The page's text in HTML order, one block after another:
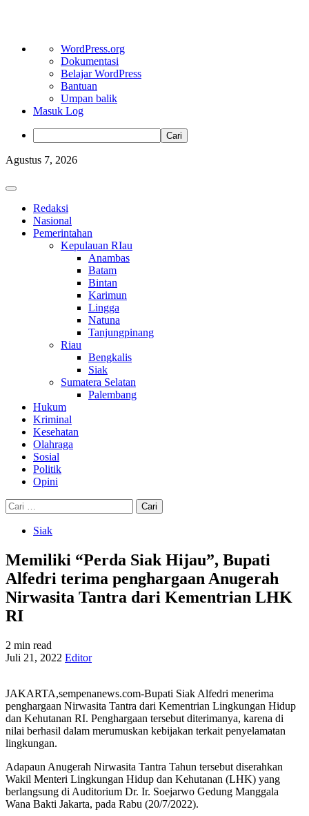
Tentang
WordPress
WordPress.org
Dokumentasi
Belajar WordPress
Bantuan
Umpan balik
Masuk Log
Cari
Skip
content
Agustus 7, 2026
Primary
Redaksi
Nasional
Pemerintahan
Kepulauan RIau
Anambas
Batam
Bintan
Karimun
Lingga
Natuna
Tanjungpinang
Riau
Bengkalis
Siak
Sumatera Selatan
Palembang
Hukum
Kriminal
Kesehatan
Olahraga
Sosial
Politik
Opini
Cari
untuk:
Siak
Memiliki “Perda Siak Hijau”, Bupati
Alfedri terima penghargaan Anugerah
Nirwasita Tantra dari Kementrian LHK
RI
2 min read
Juli 21, 2022 Editor
JAKARTA,sempenanews.com-Bupati Siak Alfedri menerima
penghargaan Nirwasita Tantra dari Kementrian Lingkungan Hidup
dan Kehutanan RI. Penghargaan tersebut diterimanya, karena di
nilai berhasil dalam merumuskan kebijakan terkait penyelamatan
lingkungan.
Adapaun Anugerah Nirwasita Tantra Tahun tersebut diserahkan
Wakil Menteri Lingkungan Hidup dan Kehutanan (LHK) yang
berlangsung di Auditorium Dr. Ir. Soejarwo Gedung Manggala
Wana Bakti Jakarta, pada Rabu (20/7/2022).